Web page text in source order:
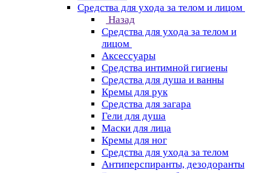
Средства для ухода за телом и лицом
Назад
Средства для ухода за телом и
лицом
Аксессуары
Средства интимной гигиены
Средства для душа и ванны
Кремы для рук
Средства для загара
Гели для душа
Маски для лица
Кремы для ног
Средства для ухода за телом
Антиперспиранты, дезодоранты